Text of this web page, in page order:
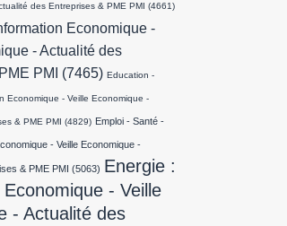
des Entreprises & PME PMI (4661)
Economique -
- Actualité des
PMI (7465) Education -
Economique - Veille Economique -
& PME PMI (4829) Emploi - Santé -
- Veille Economique -
& PME PMI (5063) Energie :
- Veille
- Actualité des